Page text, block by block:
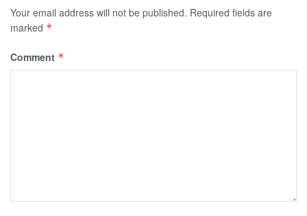
Your email address will not be published. Required fields are
marked *
Comment *